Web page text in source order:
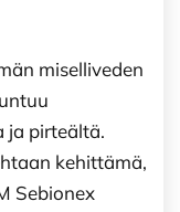
miselliveden
ja pirteältä.
kehittämä,
Sebionex